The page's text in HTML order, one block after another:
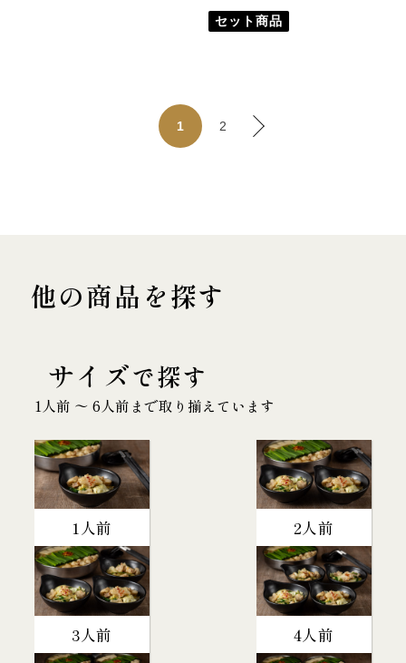
セット商品
1 2
他の商品を探す
サイズで探す
1人前 〜 6人前まで取り揃えています
1人前 2人前
3人前 4人前